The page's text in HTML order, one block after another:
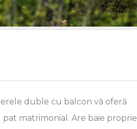
duble cu balcon vă oferă
matrimonial. Are baie proprie